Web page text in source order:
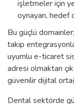
işletmeler için
oynayan, hedef
Bu güçlü
takip
uyumlu e-ticaret
adresi olmaktan
güvenilir dijital
Dental sektörde